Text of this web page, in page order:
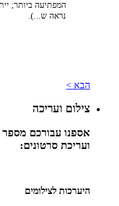
המפתיעה ביותר;
נראה ש...).
הבא >
צילום ועריכה
אספנו עבורכם מספר
ועריכת סרטונים:
היערכות לצילומים